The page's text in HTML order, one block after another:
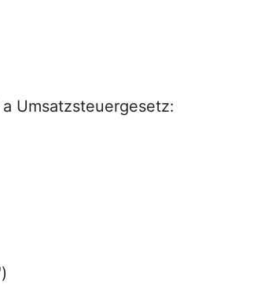
Umsatzsteuergesetz: